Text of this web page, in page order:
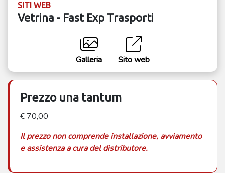
SITI WEB
Vetrina - Fast Exp Trasporti
Galleria Sito web
Prezzo una tantum
€ 70,00
Il prezzo non comprende installazione, avviamento
e assistenza a cura del distributore.